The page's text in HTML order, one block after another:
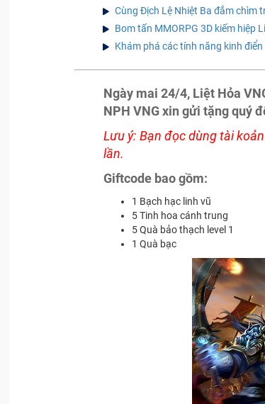
Cùng Địch Lệ Nhiệt Ba đắm chìm
Bom tấn MMORPG 3D kiếm hiệp
Khám phá các tính năng kinh
Ngày mai 24/4, Liệt Hỏa
NPH VNG xin gửi tặng quý
Lưu ý: Bạn đọc dùng tài
lần.
Giftcode bao gồm:
1 Bạch hạc linh vũ
5 Tinh hoa cánh trung
5 Quà bảo thạch level 1
1 Quà bạc